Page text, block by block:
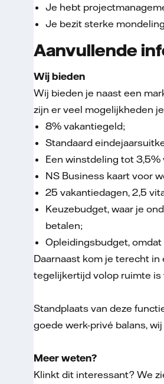
Je hebt
Je bezit sterke
Aanvullende
Wij bieden
Wij bieden je naast een
zijn er veel mogelijkheden
8% vakantiegeld;
Standaard
Een winstdeling tot 3,5%
NS Business kaart voor
25 vakantiedagen, 2,5
Keuzebudget, waar je
betalen;
Opleidingsbudget,
Daarnaast kom je terecht
tegelijkertijd volop ruimte is
Standplaats van deze
goede werk-privé balans,
Meer weten?
Klinkt dit interessant? We